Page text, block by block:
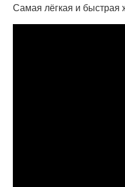
Самая лёгкая и быстрая